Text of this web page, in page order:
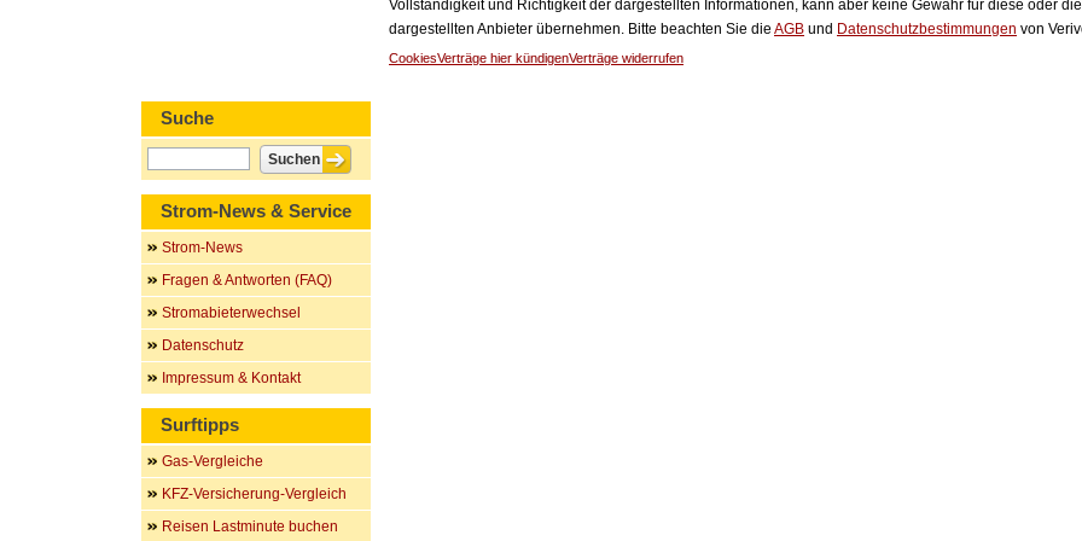
Vollständigkeit und Richtigkeit der dargestellten Informationen, kann aber keine Gewähr für diese oder
dargestellten Anbieter übernehmen. Bitte beachten Sie die AGB und Datenschutzbestimmungen von
CookiesVerträge hier kündigenVerträge widerrufen
Suche
Strom-News & Service
Strom-News
Fragen & Antworten (FAQ)
Stromabieterwechsel
Datenschutz
Impressum & Kontakt
Surftipps
Gas-Vergleiche
KFZ-Versicherung-Vergleich
Reisen Lastminute buchen